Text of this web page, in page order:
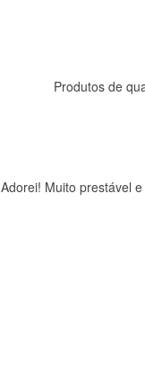
Produtos de
Adorei! Muito prestável